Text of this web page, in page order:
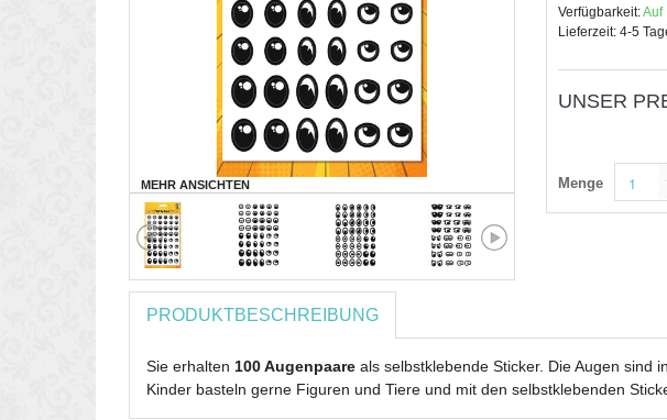
MEHR ANSICHTEN
Verfügbarkeit:Auf
Lieferzeit: 4-5
UNSER
Menge
PRODUKTBESCHREIBUNG
Sie erhalten 100 Augenpaare als selbstklebende Sticker. Die Augen sind in
Kinder basteln gerne Figuren und Tiere und mit den selbstklebenden